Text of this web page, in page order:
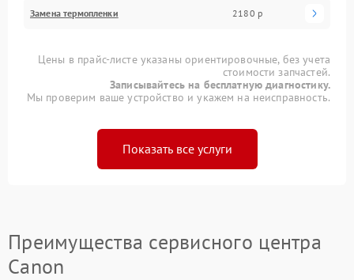
Замена термопленки 2180 р
Цены в прайс-листе указаны ориентировочные, без учета
стоимости запчастей.
Записывайтесь на бесплатную диагностику.
Мы проверим ваше устройство и укажем на неисправность.
Показать все услуги
Преимущества сервисного центра
Canon